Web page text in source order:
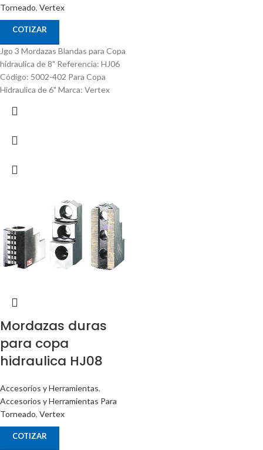
Torneado, Vertex
COTIZAR
Jgo 3 Mordazas Blandas para Copa
hidraulica de 8" Referencia: HJ06
Código: 5002-402 Para Copa
Hidraulica de 6" Marca: Vertex
Mordazas duras
para copa
hidraulica HJ08
Accesorios y Herramientas,
Accesorios y Herramientas Para
Torneado, Vertex
COTIZAR